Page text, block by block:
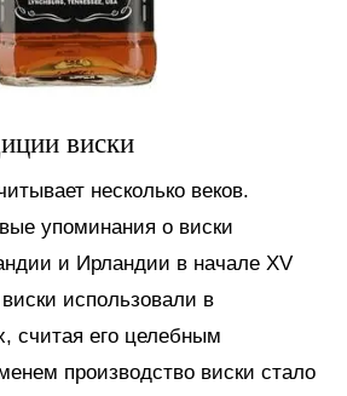
виски
несколько веков.
упоминания о виски
и Ирландии в начале XV
использовали в
считая его целебным
производство виски стало